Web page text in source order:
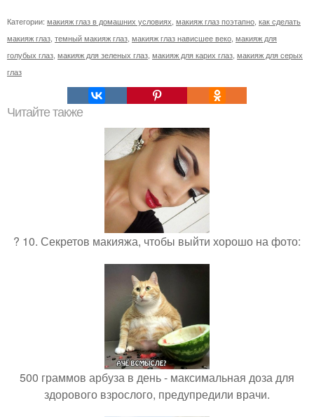
Категории: макияж глаз в домашних условиях макияж глаз поэтапно как сделать
макияж глаз темный макияж глаз макияж глаз нависшее веко макияж для
голубых глаз макияж для зеленых глаз макияж для карих глаз макияж для серых
глаз
Читайте также
? 10. Секретов макияжа, чтобы выйти хорошо на фото:
500 граммов арбуза в день - максимальная доза для
здорового взрослого, предупредили врачи.